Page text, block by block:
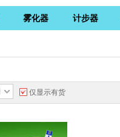
雾化器 计步器
仅显示有货